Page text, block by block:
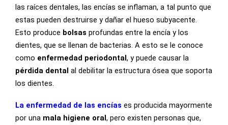
las raíces dentales, las encías se inflaman, a tal punto que
estas pueden destruirse y dañar el hueso subyacente.
Esto produce bolsas profundas entre la encía y los
dientes, que se llenan de bacterias. A esto se le conoce
como enfermedad periodontal, y puede causar la
pérdida dental al debilitar la estructura ósea que soporta
los dientes.
La enfermedad de las encías es producida mayormente
por una mala higiene oral, pero existen personas que,